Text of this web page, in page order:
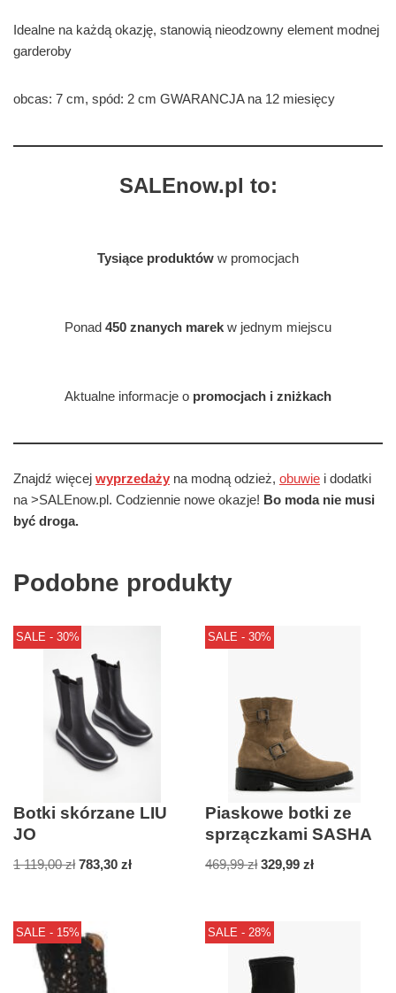
Idealne na każdą okazję, stanowią nieodzowny element modnej
garderoby
obcas: 7 cm, spód: 2 cm GWARANCJA na 12 miesięcy
SALEnow.pl to:
Tysiące produktów w promocjach
Ponad 450 znanych marek w jednym miejscu
Aktualne informacje o promocjach i zniżkach
Znajdź więcej wyprzedaży na modną odzież, obuwie i dodatki
na >SALEnow.pl. Codziennie nowe okazje! Bo moda nie musi
być droga.
Podobne produkty
SALE - 30%
Botki skórzane LIU
JO
1 119,00zł 783,30 zł
SALE - 30%
Piaskowe botki ze
sprzączkami SASHA
469,99zł 329,99zł
SALE - 15% SALE - 28%